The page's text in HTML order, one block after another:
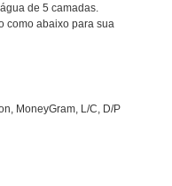
de 5 camadas.
como abaixo para sua
MoneyGram, L/C, D/P